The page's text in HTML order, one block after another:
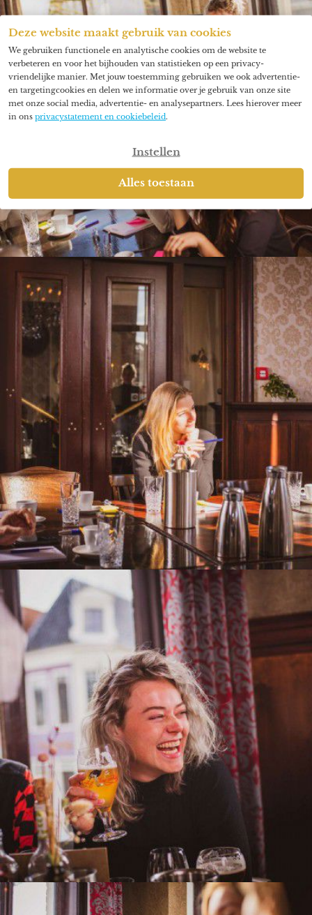
Deze website maakt gebruik van cookies
We gebruiken functionele en analytische cookies om de website te
verbeteren en voor het bijhouden van statistieken op een privacy-
vriendelijke manier. Met jouw toestemming gebruiken we ook advertentie-
en targetingcookies en delen we informatie over je gebruik van onze site
met onze social media, advertentie- en analysepartners. Lees hierover meer
in ons privacystatement en cookiebeleid.
Instellen
Alles toestaan